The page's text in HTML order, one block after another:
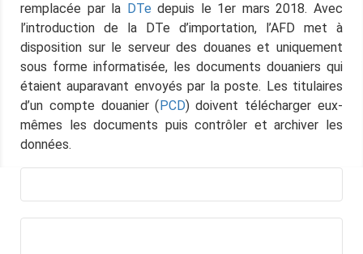
remplacée par la DTe depuis le 1er mars 2018. Avec
l’introduction de la DTe d’importation, l’AFD met à
disposition sur le serveur des douanes et uniquement
sous forme informatisée, les documents douaniers qui
étaient auparavant envoyés par la poste. Les titulaires
d’un compte douanier (PCD) doivent télécharger eux-
mêmes les documents puis contrôler et archiver les
données.